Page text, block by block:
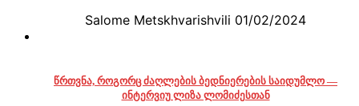
Salome Metskhvarishvili 01/02/2024
წრთვნა, როგორც ძაღლების ბედნიერების საიდუმლო —
ინტერვიუ ლიზა ლომიძესთან